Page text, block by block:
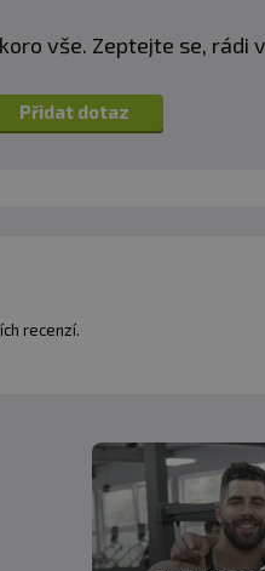
vše. Zeptejte se, rádi
Přidat dotaz
recenzí.